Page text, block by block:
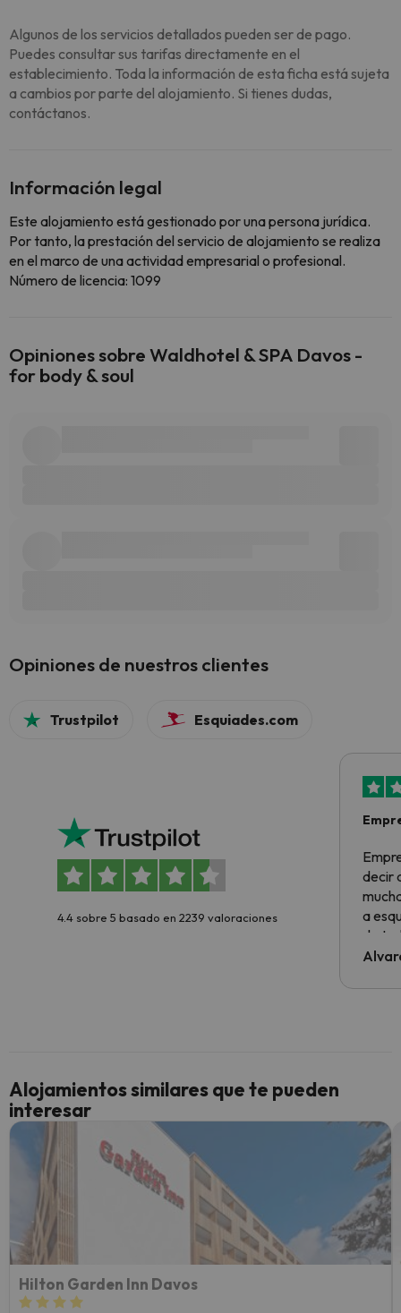
Algunos de los servicios detallados pueden ser de pago.
Puedes consultar sus tarifas directamente en el
establecimiento. Toda la información de esta ficha está sujeta
a cambios por parte del alojamiento. Si tienes dudas,
contáctanos.
Información legal
Este alojamiento está gestionado por una persona jurídica.
Por tanto, la prestación del servicio de alojamiento se realiza
en el marco de una actividad empresarial o profesional.
Número de licencia: 1099
Opiniones sobre Waldhotel & SPA Davos -
for body & soul
Opiniones de nuestros clientes
Trustpilot Esquiades.com
4.4 sobre 5 basado en 2239 valoraciones
decir
a
de
al
culpa
yo.
Alojamientos similares que te pueden
interesar
Hilton Garden Inn Davos